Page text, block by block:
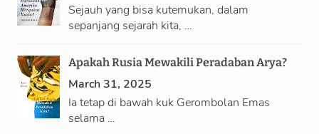
Sejauh yang bisa kutemukan, dalam
sepanjang sejarah kita, …
Apakah Rusia Mewakili Peradaban Arya?
March 31, 2025
Ia tetap di bawah kuk Gerombolan Emas
selama …